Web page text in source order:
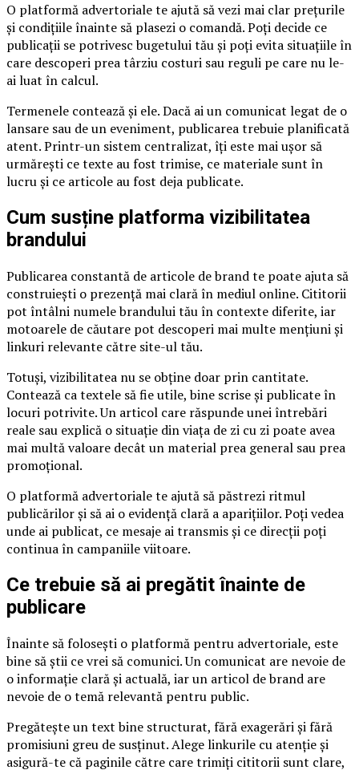
O platformă advertoriale te ajută să vezi mai clar prețurile
și condițiile înainte să plasezi o comandă. Poți decide ce
publicații se potrivesc bugetului tău și poți evita situațiile în
care descoperi prea târziu costuri sau reguli pe care nu le-
ai luat în calcul.
Termenele contează și ele. Dacă ai un comunicat legat de o
lansare sau de un eveniment, publicarea trebuie planificată
atent. Printr-un sistem centralizat, îți este mai ușor să
urmărești ce texte au fost trimise, ce materiale sunt în
lucru și ce articole au fost deja publicate.
Cum susține platforma vizibilitatea
brandului
Publicarea constantă de articole de brand te poate ajuta să
construiești o prezență mai clară în mediul online. Cititorii
pot întâlni numele brandului tău în contexte diferite, iar
motoarele de căutare pot descoperi mai multe mențiuni și
linkuri relevante către site-ul tău.
Totuși, vizibilitatea nu se obține doar prin cantitate.
Contează ca textele să fie utile, bine scrise și publicate în
locuri potrivite. Un articol care răspunde unei întrebări
reale sau explică o situație din viața de zi cu zi poate avea
mai multă valoare decât un material prea general sau prea
promoțional.
O platformă advertoriale te ajută să păstrezi ritmul
publicărilor și să ai o evidență clară a aparițiilor. Poți vedea
unde ai publicat, ce mesaje ai transmis și ce direcții poți
continua în campaniile viitoare.
Ce trebuie să ai pregătit înainte de
publicare
Înainte să folosești o platformă pentru advertoriale, este
bine să știi ce vrei să comunici. Un comunicat are nevoie de
o informație clară și actuală, iar un articol de brand are
nevoie de o temă relevantă pentru public.
Pregătește un text bine structurat, fără exagerări și fără
promisiuni greu de susținut. Alege linkurile cu atenție și
asigură-te că paginile către care trimiți cititorii sunt clare,